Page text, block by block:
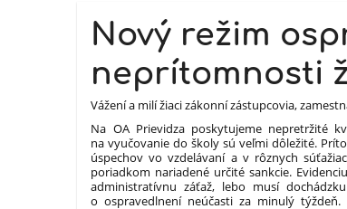
Nový režim
neprítomnosti
Vážení a milí žiaci zákonní zástupcovia,
Na OA Prievidza poskytujeme nepretržité
na vyučovanie do školy sú veľmi dôležité.
úspechov vo vzdelávaní a v rôznych
poriadkom nariadené určité sankcie.
administratívnu záťaž, lebo musí
o ospravedlnení neúčasti za minulý